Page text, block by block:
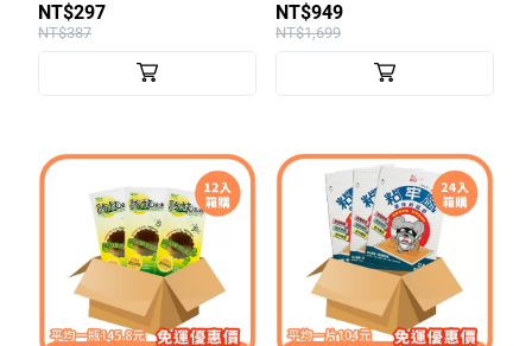
NT$297
NT$387
NT$949
NT$1,699